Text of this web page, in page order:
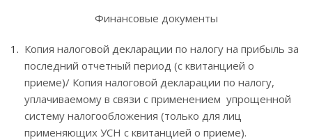
Финансовые документы
Копия налоговой декларации по налогу на прибыль за
последний отчетный период (с квитанцией о
приеме)/ Копия налоговой декларации по налогу,
уплачиваемому в связи с применением упрощенной
систему налогообложения (только для лиц
применяющих УСН с квитанцией о приеме).